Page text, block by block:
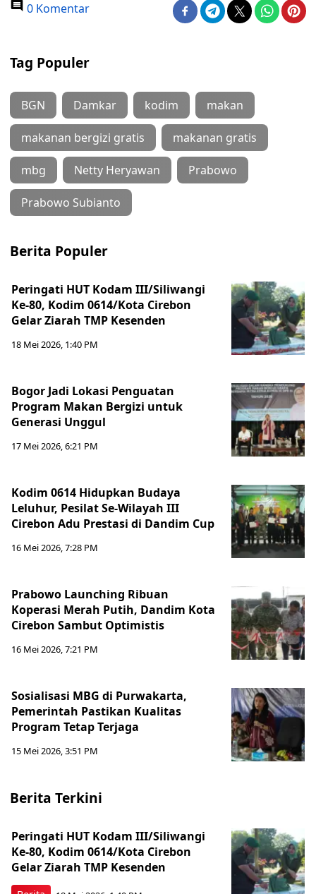
0 Komentar
Tag Populer
BGN Damkar kodim makan
makanan bergizi gratis makanan gratis
mbg Netty Heryawan Prabowo
Prabowo Subianto
Berita Populer
Peringati HUT Kodam III/Siliwangi
Ke-80, Kodim 0614/Kota Cirebon
Gelar Ziarah TMP Kesenden
18 Mei 2026, 1:40 PM
Bogor Jadi Lokasi Penguatan
Program Makan Bergizi untuk
Generasi Unggul
17 Mei 2026, 6:21 PM
Kodim 0614 Hidupkan Budaya
Leluhur, Pesilat Se-Wilayah III
Cirebon Adu Prestasi di Dandim Cup
16 Mei 2026, 7:28 PM
Prabowo Launching Ribuan
Koperasi Merah Putih, Dandim Kota
Cirebon Sambut Optimistis
16 Mei 2026, 7:21 PM
Sosialisasi MBG di Purwakarta,
Pemerintah Pastikan Kualitas
Program Tetap Terjaga
15 Mei 2026, 3:51 PM
Berita Terkini
Peringati HUT Kodam III/Siliwangi
Ke-80, Kodim 0614/Kota Cirebon
Gelar Ziarah TMP Kesenden